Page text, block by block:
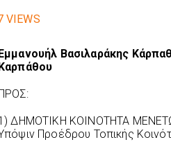
VIEWS
Βασιλαράκης
ΔΗΜΟΤΙΚΗ ΚΟΙΝΟΤΗΤΑ
Προέδρου Τοπικής